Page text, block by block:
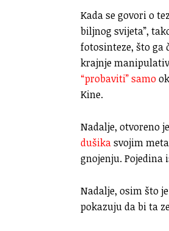
Kada se govori o
biljnog svijeta”,
fotosinteze, što
krajnje
“probaviti” samo
Kine.
Nadalje, otvoreno
dušikasvojim
gnojenju. Pojedina
Nadalje, osim što
pokazuju da bi ta